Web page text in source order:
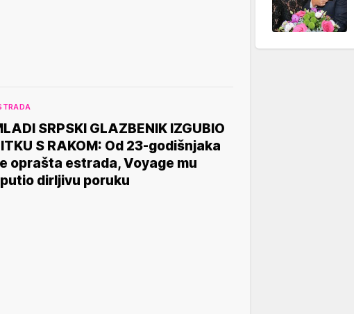
SRPSKI GLAZBENIK IZGUBIO
S RAKOM: Od 23-godišnjaka
oprašta estrada, Voyage mu
dirljivu poruku